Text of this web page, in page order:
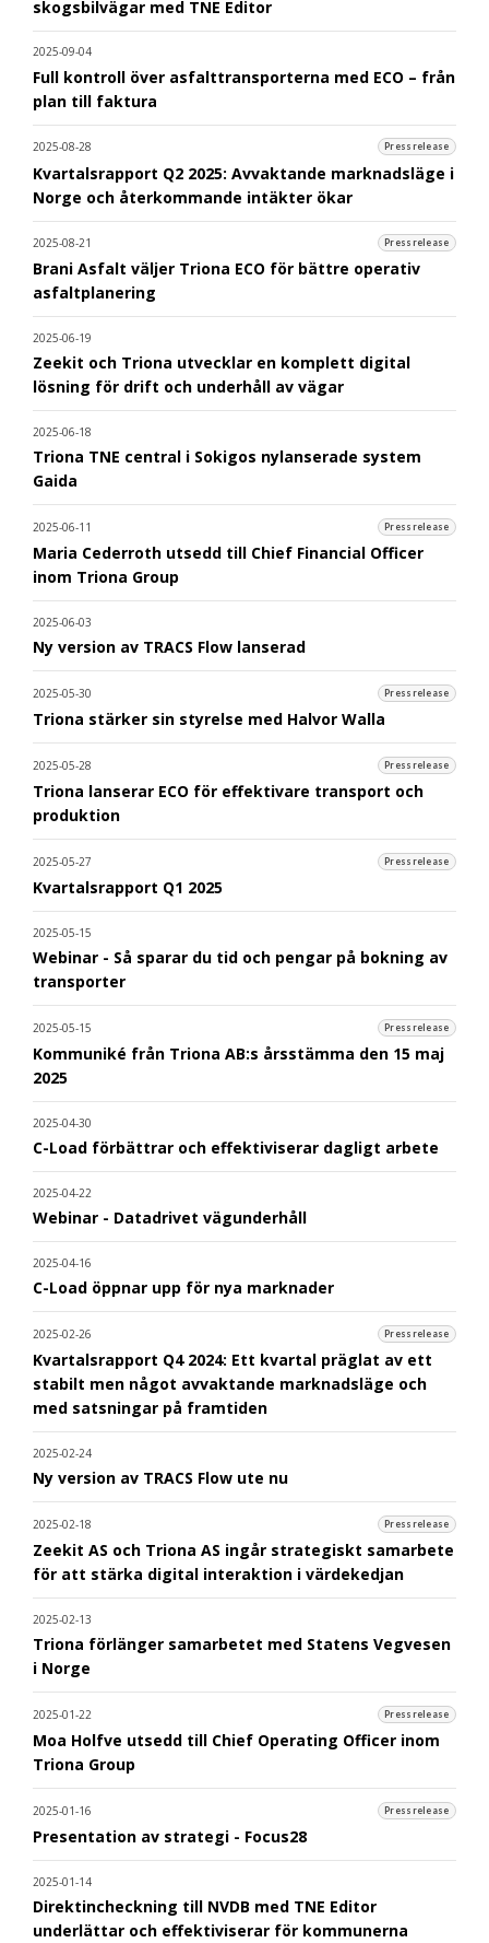
skogsbilvägar med TNE Editor
2025-09-04
Full kontroll över asfalttransporterna med ECO – från
plan till faktura
2025-08-28 Pressrelease
Kvartalsrapport Q2 2025: Avvaktande marknadsläge i
Norge och återkommande intäkter ökar
2025-08-21 Pressrelease
Brani Asfalt väljer Triona ECO för bättre operativ
asfaltplanering
2025-06-19
Zeekit och Triona utvecklar en komplett digital
lösning för drift och underhåll av vägar
2025-06-18
Triona TNE central i Sokigos nylanserade system
Gaida
2025-06-11 Pressrelease
Maria Cederroth utsedd till Chief Financial Officer
inom Triona Group
2025-06-03
Ny version av TRACS Flow lanserad
2025-05-30 Pressrelease
Triona stärker sin styrelse med Halvor Walla
2025-05-28 Pressrelease
Triona lanserar ECO för effektivare transport och
produktion
2025-05-27 Pressrelease
Kvartalsrapport Q1 2025
2025-05-15
Webinar - Så sparar du tid och pengar på bokning av
transporter
2025-05-15 Pressrelease
Kommuniké från Triona AB:s årsstämma den 15 maj
2025
2025-04-30
C-Load förbättrar och effektiviserar dagligt arbete
2025-04-22
Webinar - Datadrivet vägunderhåll
2025-04-16
C-Load öppnar upp för nya marknader
2025-02-26 Pressrelease
Kvartalsrapport Q4 2024: Ett kvartal präglat av ett
stabilt men något avvaktande marknadsläge och
med satsningar på framtiden
2025-02-24
Ny version av TRACS Flow ute nu
2025-02-18 Pressrelease
Zeekit AS och Triona AS ingår strategiskt samarbete
för att stärka digital interaktion i värdekedjan
2025-02-13
Triona förlänger samarbetet med Statens Vegvesen
i Norge
2025-01-22 Pressrelease
Moa Holfve utsedd till Chief Operating Officer inom
Triona Group
2025-01-16 Pressrelease
Presentation av strategi - Focus28
2025-01-14
Direktincheckning till NVDB med TNE Editor
underlättar och effektiviserar för kommunerna